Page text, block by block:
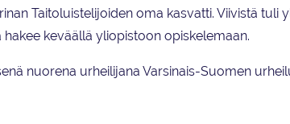
Taitoluistelijoiden oma kasvatti. Viivistä tuli
keväällä yliopistoon opiskelemaan.
nuorena urheilijana Varsinais-Suomen